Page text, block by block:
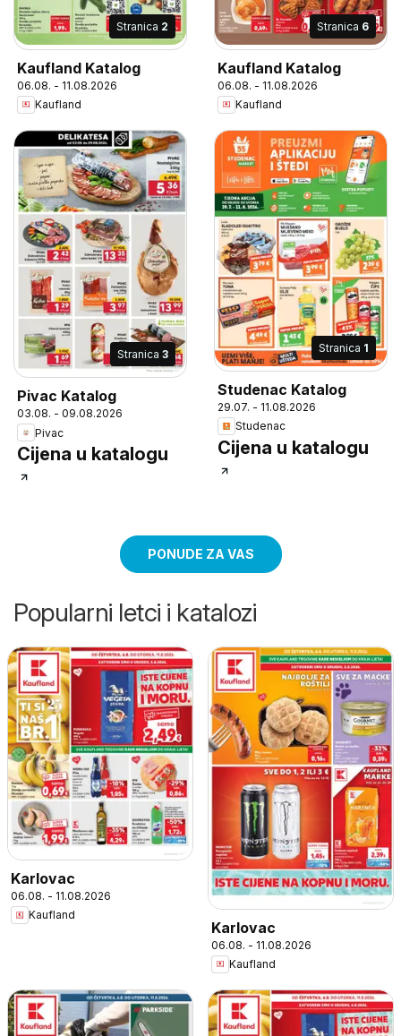
Stranica 2
Kaufland Katalog
06.08. - 11.08.2026
Kaufland
Stranica 6
Kaufland Katalog
06.08. - 11.08.2026
Kaufland
Stranica 3
Pivac Katalog
03.08. - 09.08.2026
Pivac
Cijena u katalogu
Stranica 1
Studenac Katalog
29.07. - 11.08.2026
Studenac
Cijena u katalogu
PONUDE ZA VAS
Popularni letci i katalozi
Karlovac
06.08. - 11.08.2026
Kaufland
Karlovac
06.08. - 11.08.2026
Kaufland